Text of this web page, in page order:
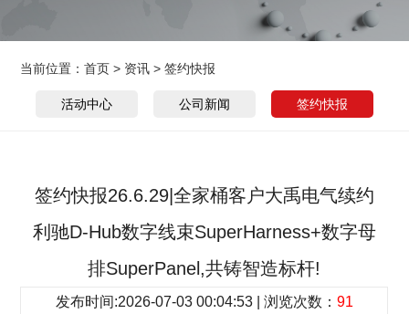
当前位置：首页 > 资讯 >签约快报
活动中心 公司新闻 签约快报
签约快报26.6.29|全家桶客户大禹电气续约
利驰D-Hub数字线束SuperHarness+数字母
排SuperPanel,共铸智造标杆!
发布时间:2026-07-03 00:04:53 | 浏览次数： 91